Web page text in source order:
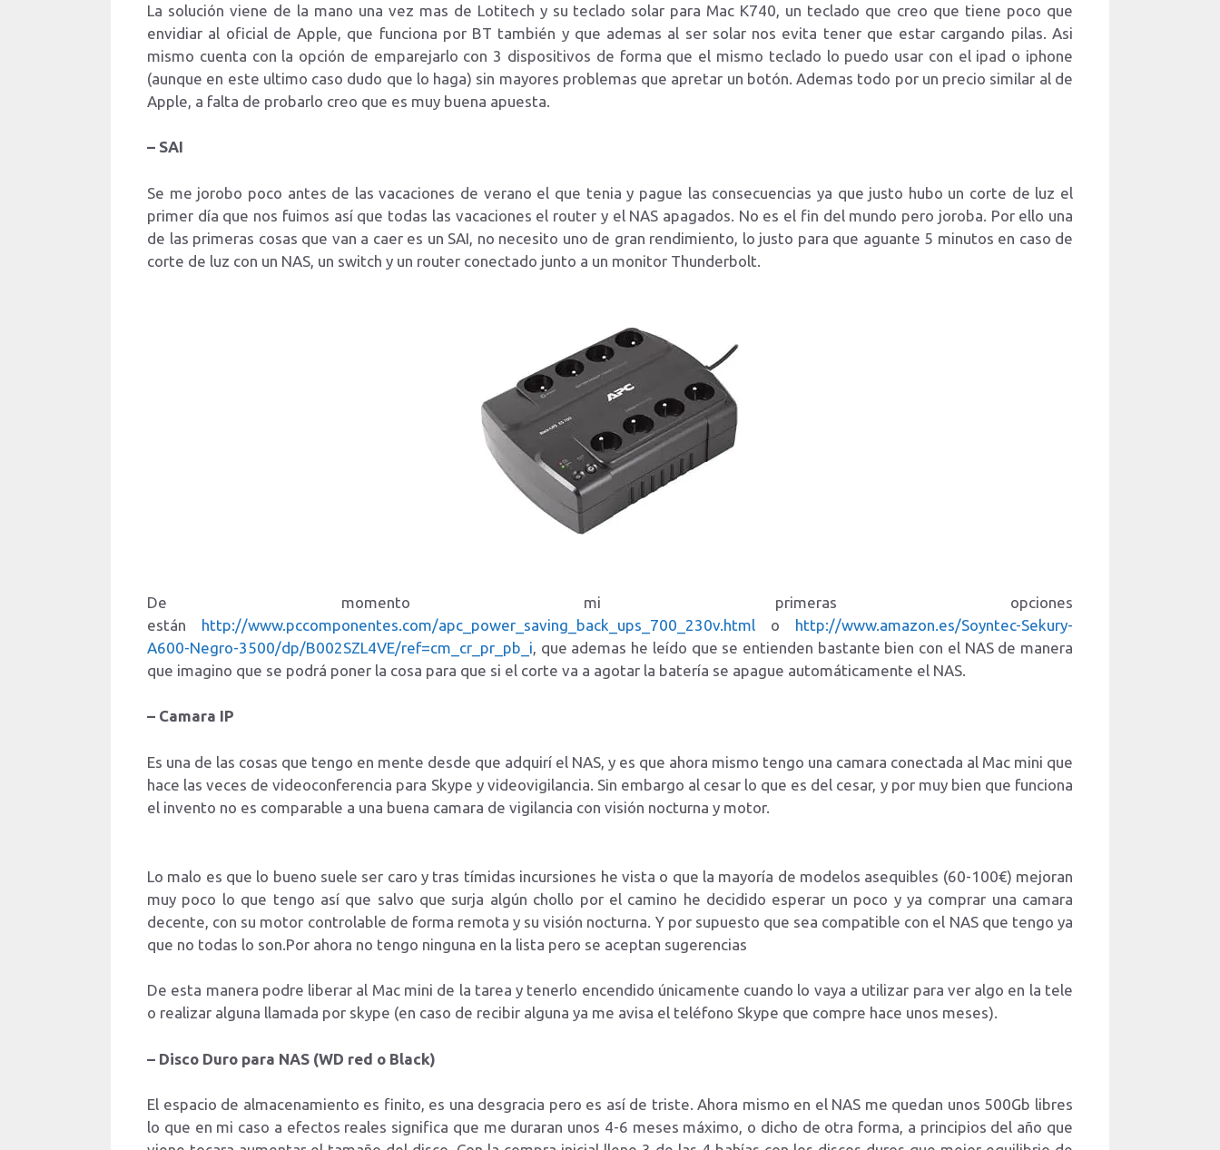
La solución viene de la mano una vez mas de Lotitech y su teclado solar para Mac K740, un teclado que creo que tiene poco que
envidiar al oficial de Apple, que funciona por BT también y que ademas al ser solar nos evita tener que estar cargando pilas. Asi
mismo cuenta con la opción de emparejarlo con 3 dispositivos de forma que el mismo teclado lo puedo usar con el ipad o iphone
(aunque en este ultimo caso dudo que lo haga) sin mayores problemas que apretar un botón. Ademas todo por un precio similar al de
Apple, a falta de probarlo creo que es muy buena apuesta.
– SAI
Se me jorobo poco antes de las vacaciones de verano el que tenia y pague las consecuencias ya que justo hubo un corte de luz el
primer día que nos fuimos así que todas las vacaciones el router y el NAS apagados. No es el fin del mundo pero joroba. Por ello una
de las primeras cosas que van a caer es un SAI, no necesito uno de gran rendimiento, lo justo para que aguante 5 minutos en caso de
corte de luz con un NAS, un switch y un router conectado junto a un monitor Thunderbolt.
De momento mi primeras opciones
están http://www.pccomponentes.com/apc_power_saving_back_ups_700_230v.html o http://www.amazon.es/Soyntec-Sekury-
A600-Negro-3500/dp/B002SZL4VE/ref=cm_cr_pr_pb_i , que ademas he leído que se entienden bastante bien con el NAS de manera
que imagino que se podrá poner la cosa para que si el corte va a agotar la batería se apague automáticamente el NAS.
– Camara IP
Es una de las cosas que tengo en mente desde que adquirí el NAS, y es que ahora mismo tengo una camara conectada al Mac mini que
hace las veces de videoconferencia para Skype y videovigilancia. Sin embargo al cesar lo que es del cesar, y por muy bien que funciona
el invento no es comparable a una buena camara de vigilancia con visión nocturna y motor.
Lo malo es que lo bueno suele ser caro y tras tímidas incursiones he vista o que la mayoría de modelos asequibles (60-100€) mejoran
muy poco lo que tengo así que salvo que surja algún chollo por el camino he decidido esperar un poco y ya comprar una camara
decente, con su motor controlable de forma remota y su visión nocturna. Y por supuesto que sea compatible con el NAS que tengo ya
que no todas lo son.Por ahora no tengo ninguna en la lista pero se aceptan sugerencias
De esta manera podre liberar al Mac mini de la tarea y tenerlo encendido únicamente cuando lo vaya a utilizar para ver algo en la tele
o realizar alguna llamada por skype (en caso de recibir alguna ya me avisa el teléfono Skype que compre hace unos meses).
– Disco Duro para NAS (WD red o Black)
El espacio de almacenamiento es finito, es una desgracia pero es así de triste. Ahora mismo en el NAS me quedan unos 500Gb libres
lo que en mi caso a efectos reales significa que me duraran unos 4-6 meses máximo, o dicho de otra forma, a principios del año que